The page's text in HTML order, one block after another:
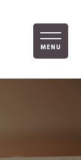
MENU